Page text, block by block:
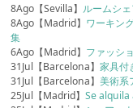
8Ago【Sevilla】 ルームシ
8Ago【Madrid】 ワーキン
集
6Ago【Madrid】 ファッシ
31Jul【Barcelona】家具付
31Jul【Barcelona】美術系
25Jul【Madrid】Se